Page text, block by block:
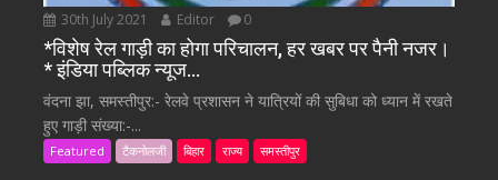
30th July 2021 Editor 0
*विशेष रेल गाड़ी का होगा परिचालन, हर खबर पर पैनी नजर।
* इंडिया पब्लिक न्यूज…
वंदना झा, समस्तीपुर:- रेलवे प्रशासन ने यात्रियों की सुबिधा को ध्यान में रखते
हुए गाड़ी संख्या:-...
Featured टैकनोलजी बिहार राज्य समस्तीपुर